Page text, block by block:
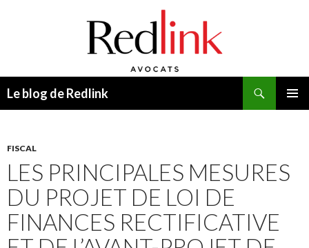
Le blog de Redlink
FISCAL
LES PRINCIPALES MESURES
DU PROJET DE LOI DE
FINANCES RECTIFICATIVE